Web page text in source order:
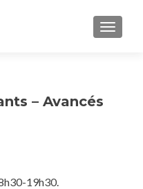
MENU
– Avancés
19h30.